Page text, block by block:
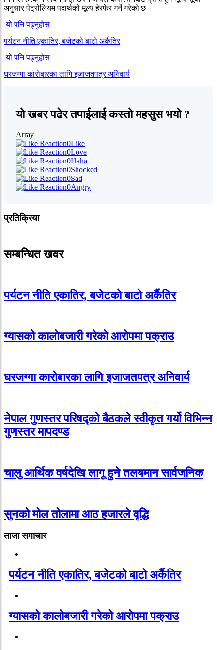
अनुसार पेट्रोलियम पदार्थको मूल्य हेरफेर गर्ने गरेको छ ।
यो पनि पढ्नुहोस
पर्यटन नीति एकातिर, बजेटको बाटो अर्कैतिर
यो पनि पढ्नुहोस
घरजग्गा कारोबारका लागि इजाजतपत्र अनिवार्य
यो खबर पढेर तपाईलाई कस्तो महसुस भयो ?
Array
0Like
0Love
0Haha
0Shocked
0Sad
0Angry
प्रतिक्रिया
सम्बन्धित खवर
पर्यटन नीति एकातिर, बजेटको बाटो अर्कैतिर
ग्यासको कालोबजारी गरेको आरोपमा पक्राउ
घरजग्गा कारोबारका लागि इजाजतपत्र अनिवार्य
नेपाल गुणस्तर परिषद्को बैठकले स्वीकृत गर्यो विभिन्न
गुणस्तर मापदण्ड
चालु आर्थिक वर्षदेखि लागू हुने तलबमान सार्वजनिक
सुनको मोल तोलामा आठ हजारले वृद्धि
ताजा समाचार
पर्यटन नीति एकातिर, बजेटको बाटो अर्कैतिर
ग्यासको कालोबजारी गरेको आरोपमा पक्राउ